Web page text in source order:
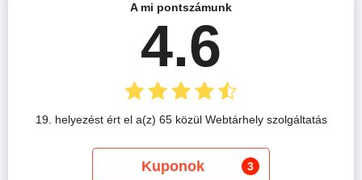
A mi pontszámunk
4.6
19. helyezést ért el a(z) 65 közül Webtárhely szolgáltatás
Kuponok 3